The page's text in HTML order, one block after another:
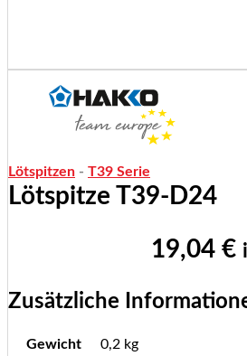
Lötspitzen - T39 Serie
Lötspitze T39-D24
19,04 €
Zusätzliche
Gewicht 0,2 kg